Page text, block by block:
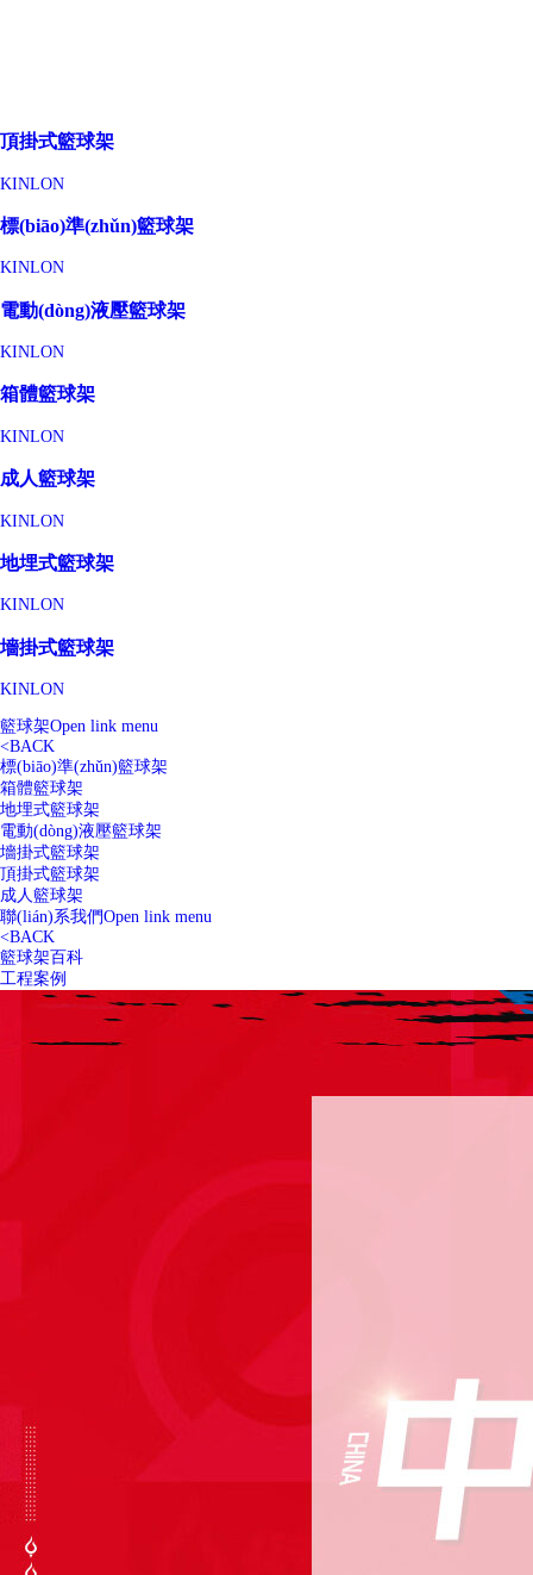
頂掛式籃球架
KINLON
標(biāo)準(zhǔn)籃球架
KINLON
電動(dòng)液壓籃球架
KINLON
箱體籃球架
KINLON
成人籃球架
KINLON
地埋式籃球架
KINLON
墻掛式籃球架
KINLON
籃球架Open link menu
<BACK
標(biāo)準(zhǔn)籃球架
箱體籃球架
地埋式籃球架
電動(dòng)液壓籃球架
墻掛式籃球架
頂掛式籃球架
成人籃球架
聯(lián)系我們Open link menu
<BACK
籃球架百科
工程案例